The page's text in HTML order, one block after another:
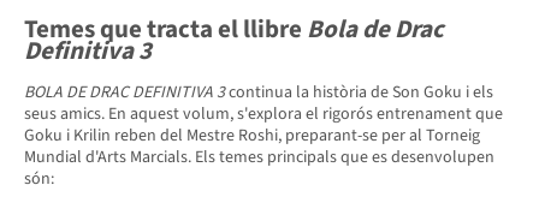
Temes que tracta el llibre Bola de Drac
Definitiva 3
BOLA DE DRAC DEFINITIVA 3continua la història de Son Goku i els
seus amics. En aquest volum, s'explora el rigorós entrenament que
Goku i Krilin reben del Mestre Roshi, preparant-se per al Torneig
Mundial d'Arts Marcials. Els temes principals que es desenvolupen
són: